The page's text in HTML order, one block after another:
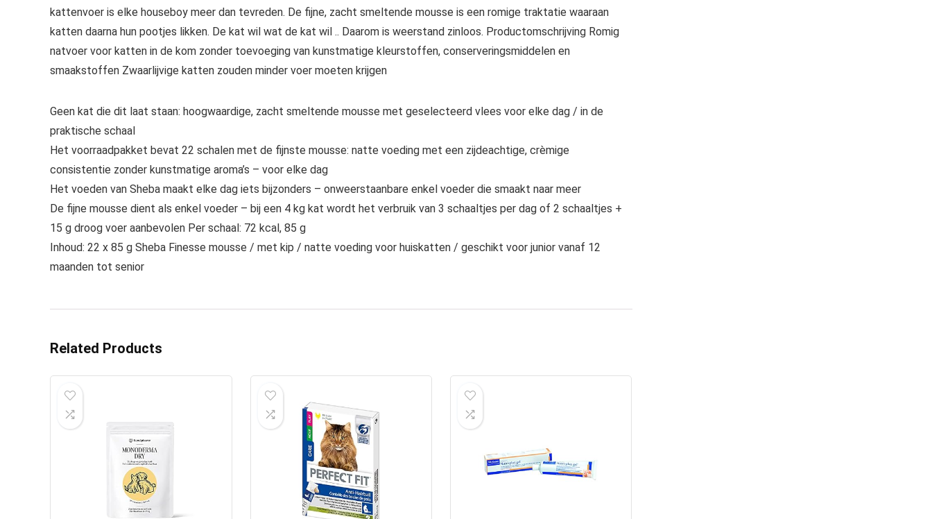
kattenvoer is elke houseboy meer dan tevreden. De fijne, zacht smeltende mousse is een romige traktatie waaraan
katten daarna hun pootjes likken. De kat wil wat de kat wil .. Daarom is weerstand zinloos. Productomschrijving Romig
natvoer voor katten in de kom zonder toevoeging van kunstmatige kleurstoffen, conserveringsmiddelen en
smaakstoffen Zwaarlijvige katten zouden minder voer moeten krijgen
Geen kat die dit laat staan: hoogwaardige, zacht smeltende mousse met geselecteerd vlees voor elke dag / in de
praktische schaal
Het voorraadpakket bevat 22 schalen met de fijnste mousse: natte voeding met een zijdeachtige, crèmige
consistentie zonder kunstmatige aroma’s – voor elke dag
Het voeden van Sheba maakt elke dag iets bijzonders – onweerstaanbare enkel voeder die smaakt naar meer
De fijne mousse dient als enkel voeder – bij een 4 kg kat wordt het verbruik van 3 schaaltjes per dag of 2 schaaltjes +
15 g droog voer aanbevolen Per schaal: 72 kcal, 85 g
Inhoud: 22 x 85 g Sheba Finesse mousse / met kip / natte voeding voor huiskatten / geschikt voor junior vanaf 12
maanden tot senior
Related Products